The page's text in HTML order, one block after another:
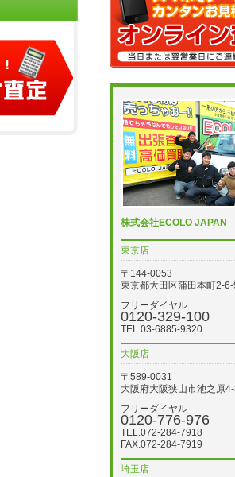
株式会社ECOLO JAPAN
東京店
〒144-0053
東京都大田区蒲田本町2-6-
フリーダイヤル
0120-329-100
TEL.03-6885-9320
大阪店
〒589-0031
大阪府大阪狭山市池之原
フリーダイヤル
0120-776-976
TEL.072-284-7918
FAX.072-284-7919
埼玉店